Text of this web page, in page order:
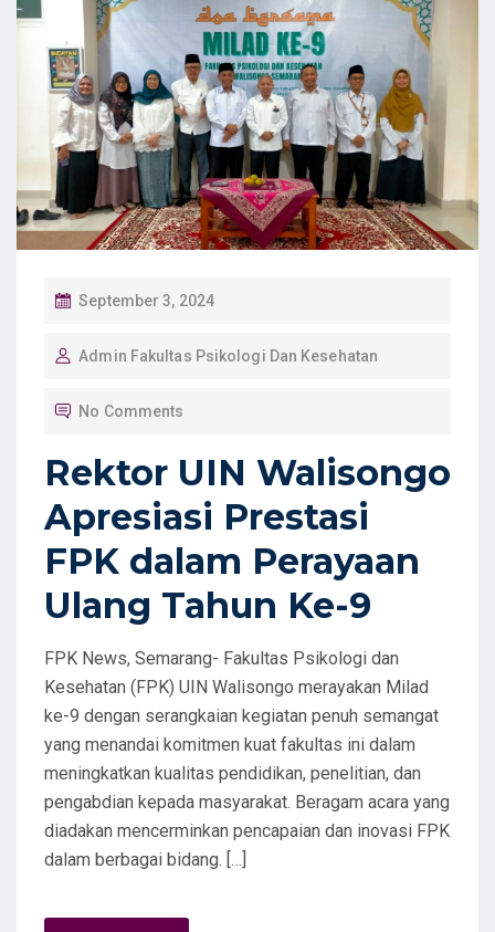
P
S
O
N
September 3, 2024
Admin Fakultas Psikologi Dan Kesehatan
No Comments
Rektor UIN Walisongo
Apresiasi Prestasi
FPK dalam Perayaan
Ulang Tahun Ke-9
FPK News, Semarang- Fakultas Psikologi dan
Kesehatan (FPK) UIN Walisongo merayakan Milad
ke-9 dengan serangkaian kegiatan penuh semangat
yang menandai komitmen kuat fakultas ini dalam
meningkatkan kualitas pendidikan, penelitian, dan
pengabdian kepada masyarakat. Beragam acara yang
diadakan mencerminkan pencapaian dan inovasi FPK
dalam berbagai bidang. […]